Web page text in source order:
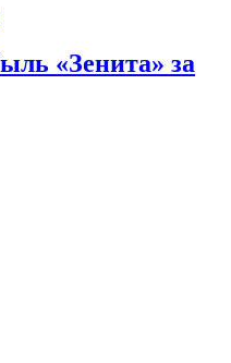
«Зенита» за